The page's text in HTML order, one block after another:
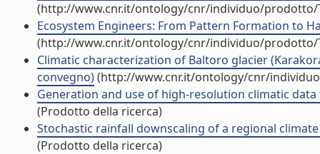
(http://www.cnr.it/ontology/cnr/individuo/prodotto/
Ecosystem Engineers: From Pattern Formation to
(http://www.cnr.it/ontology/cnr/individuo/prodotto/
Climatic characterization of Baltoro glacier
convegno)(http://www.cnr.it/ontology/cnr/
Generation and use of high-resolution climatic
(Prodotto della ricerca)
Stochastic rainfall downscaling of a regional
(Prodotto della ricerca)